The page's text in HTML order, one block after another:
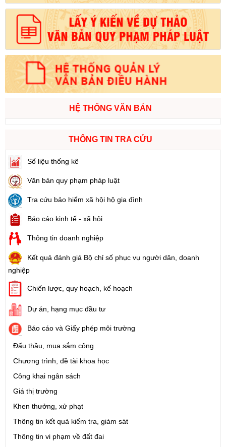
HỆ THỐNG VĂN BẢN
THÔNG TIN TRA CỨU
Số liệu thống kê
Văn bản quy phạm pháp luật
Tra cứu bảo hiểm xã hội hộ gia đình
Báo cáo kinh tế - xã hội
Thông tin doanh nghiệp
Kết quả đánh giá Bộ chỉ số phục vụ người dân, doanh
nghiệp
Chiến lược, quy hoạch, kế hoạch
Dự án, hạng mục đầu tư
Báo cáo và Giấy phép môi trường
Đấu thầu, mua sắm công
Chương trình, đề tài khoa học
Công khai ngân sách
Giá thị trường
Khen thưởng, xử phạt
Thông tin kết quả kiểm tra, giám sát
Thông tin vi phạm về đất đai